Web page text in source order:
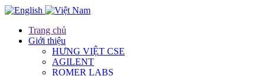
Trang chủ
Giới thiệu
HƯNG VIỆT CSE
AGILENT
ROMER LABS